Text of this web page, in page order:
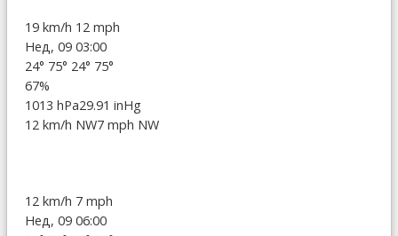
19 km/h 12 mph
Нед, 09 03:00
24° 75° 24° 75°
67%
1013 hPa29.91 inHg
12 km/h NW7 mph NW
12 km/h 7 mph
Нед, 09 06:00